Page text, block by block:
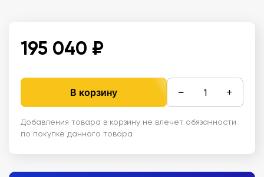
195 040 ₽
В корзину − +
Добавления товара в корзину не влечет обязанности
по покупке данного товара